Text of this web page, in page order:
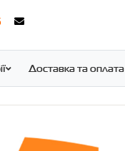
Доставка та оплата